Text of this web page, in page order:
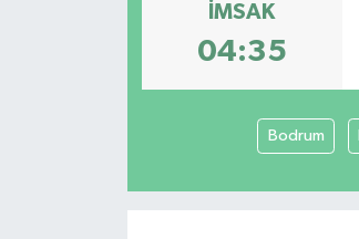
İMSAK
04:35
Bodrum
MAGAZİN